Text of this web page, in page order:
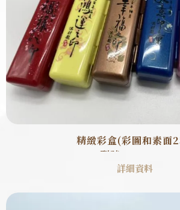
精緻彩盒(彩圖和素面
型號 : SB0002
詳細資料